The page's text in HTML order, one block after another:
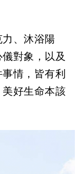
、沐浴陽
對象，以及
情，皆有利
好生命本該